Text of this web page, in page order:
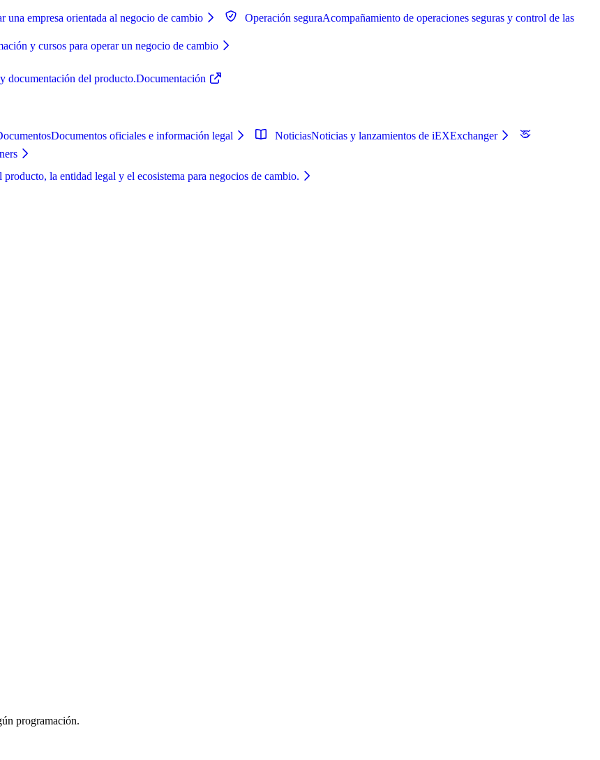
una empresa orientada al negocio de cambio Operación seguraAcompañamiento de operaciones seguras y control de las
y cursos para operar un negocio de cambio
documentación del producto.Documentación
Documentos oficiales e información legal NoticiasNoticias y lanzamientos de iEXExchanger
la entidad legal y el ecosistema para negocios de cambio.
programación.